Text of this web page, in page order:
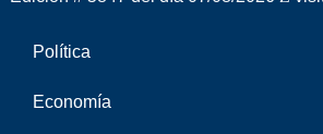
Política
Economía